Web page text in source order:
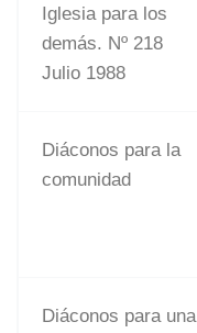
Iglesia para los
demás. Nº 218
Julio 1988
Diáconos para la
comunidad
Diáconos para una